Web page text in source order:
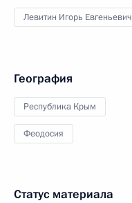
Левитин Игорь Евгеньевич
География
Республика Крым
Феодосия
Статус материала